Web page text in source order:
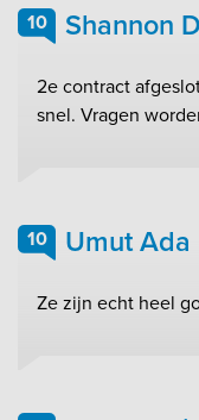
10 Shannon
2e contract
snel. Vragen
10 Umut Ada
Ze zijn echt heel